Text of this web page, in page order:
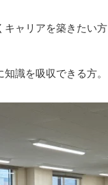
キャリアを築きたい方
識を吸収できる方。